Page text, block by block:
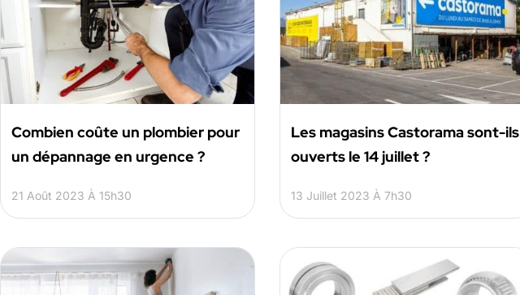
Combien coûte un plombier pour
un dépannage en urgence ?
21 Août 2023 À 15h30
Les magasins Castorama sont-ils
ouverts le 14 juillet ?
13 Juillet 2023 À 7h30